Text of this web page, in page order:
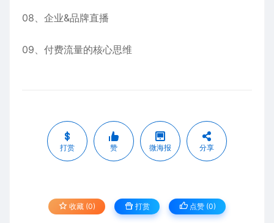
08、企业&品牌直播
09、付费流量的核心思维
打赏 赞 微海报 分享
收藏 (0) 打赏 点赞 (0)